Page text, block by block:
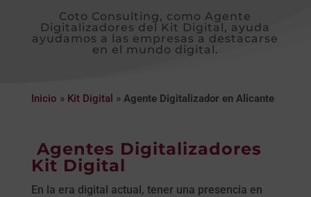
Coto Consulting, como Agente
Digitalizadores del Kit Digital, ayuda
ayudamos a las empresas a destacarse
en el mundo digital.
Inicio » Kit Digital » Agente Digitalizador en Alicante
Agentes Digitalizadores
Kit Digital
En la era digital actual, tener una presencia en